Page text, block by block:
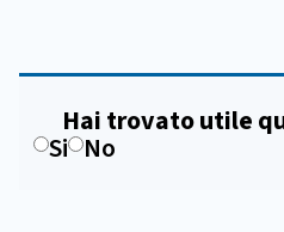
Hai trovato utile
Si No